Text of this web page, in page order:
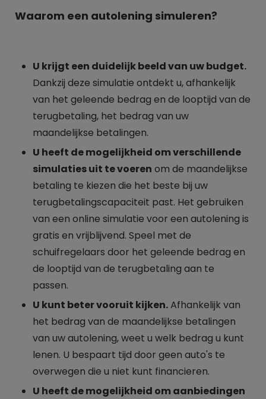
Waarom een autolening simuleren?
U krijgt een duidelijk beeld van uw budget.
Dankzij deze simulatie ontdekt u, afhankelijk
van het geleende bedrag en de looptijd van de
terugbetaling, het bedrag van uw
maandelijkse betalingen.
U heeft de mogelijkheid om verschillende
simulaties uit te voeren om de maandelijkse
betaling te kiezen die het beste bij uw
terugbetalingscapaciteit past. Het gebruiken
van een online simulatie voor een autolening is
gratis en vrijblijvend. Speel met de
schuifregelaars door het geleende bedrag en
de looptijd van de terugbetaling aan te
passen.
U kunt beter vooruit kijken.Afhankelijk van
het bedrag van de maandelijkse betalingen
van uw autolening, weet u welk bedrag u kunt
lenen. U bespaart tijd door geen auto's te
overwegen die u niet kunt financieren.
U heeft de mogelijkheid om aanbiedingen